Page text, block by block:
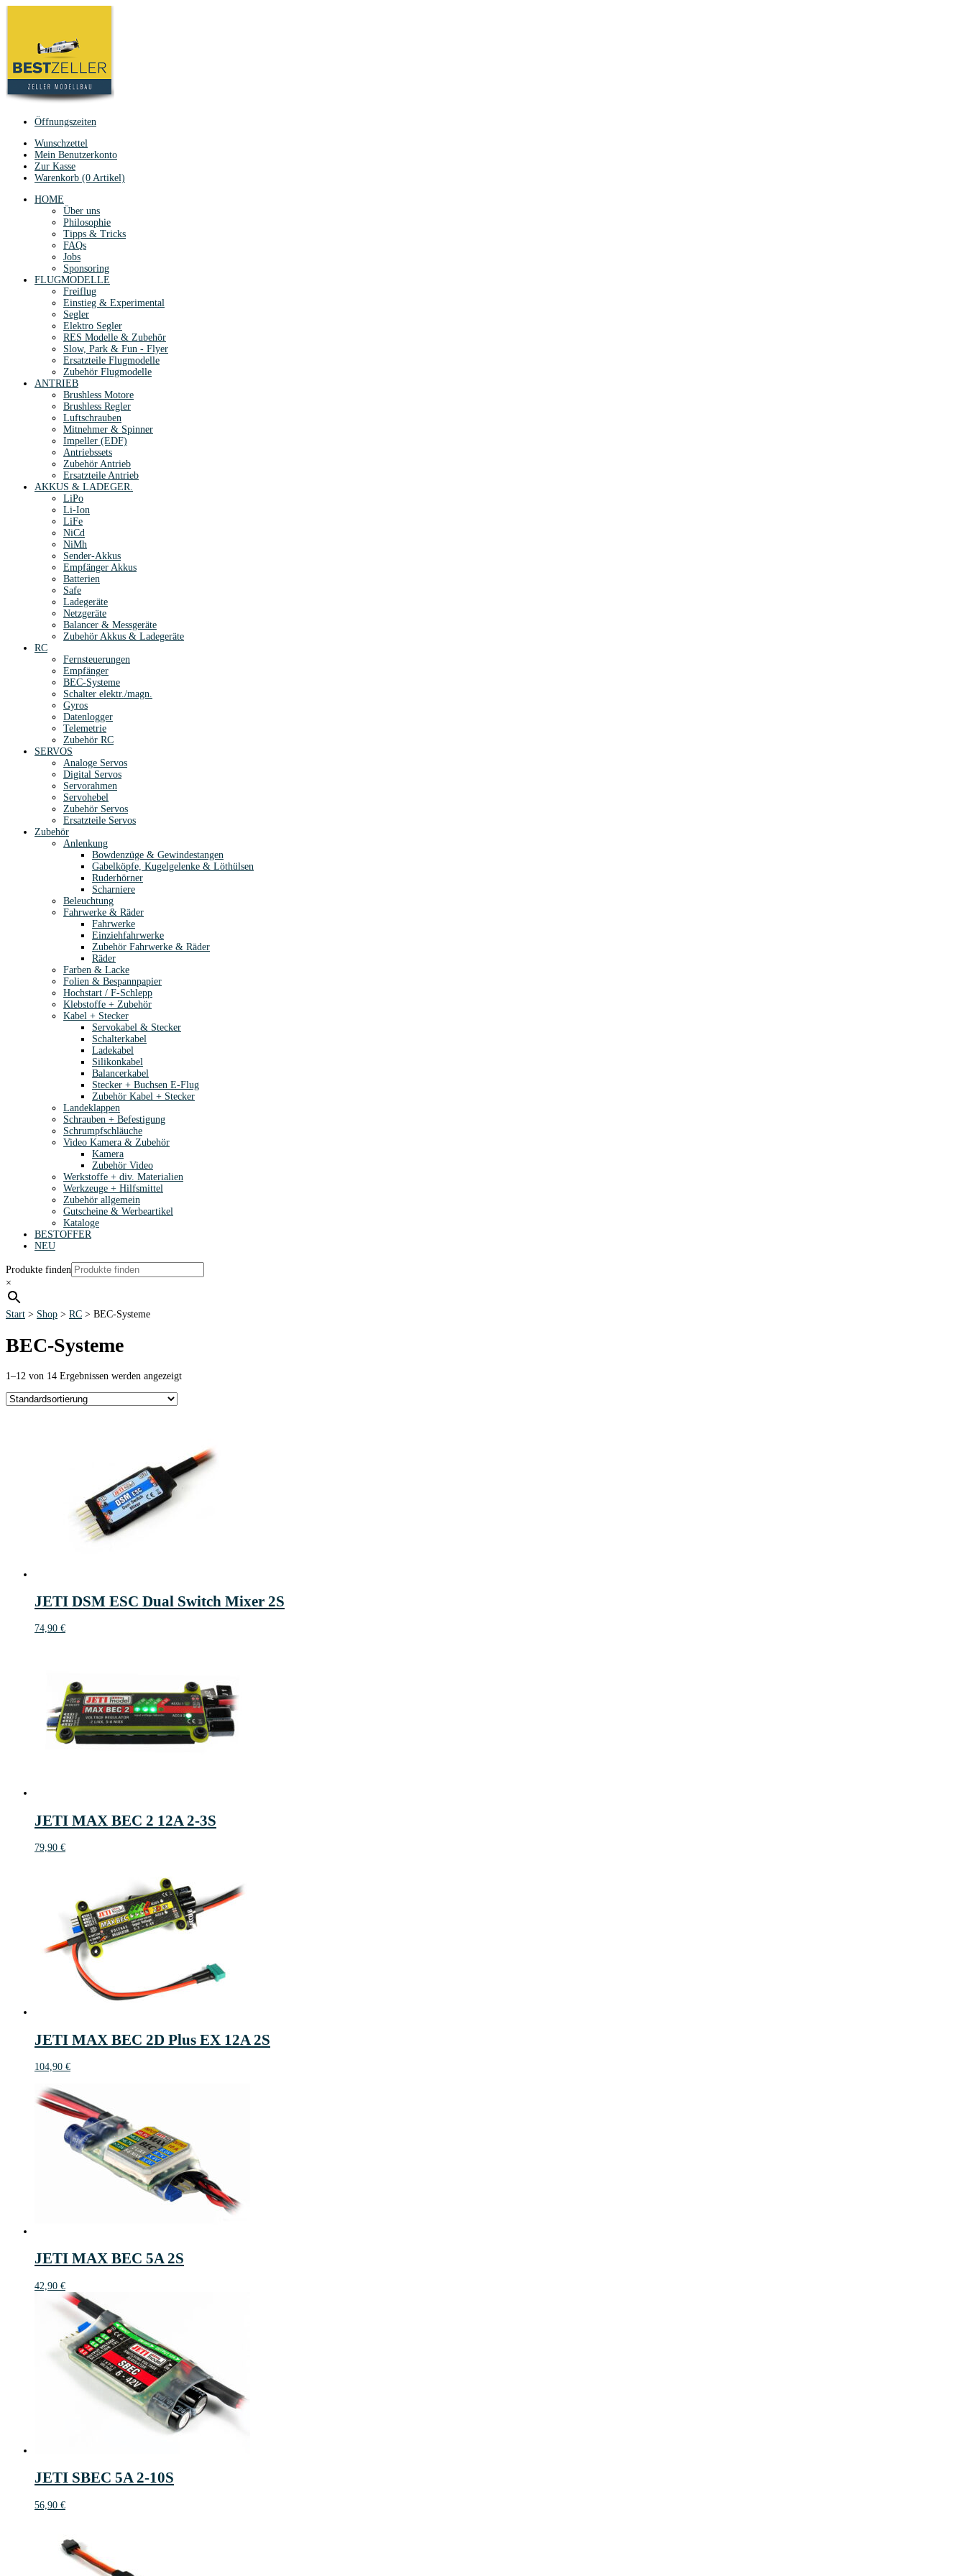
Öffnungszeiten
Wunschzettel
Mein Benutzerkonto
Zur Kasse
Warenkorb (0 Artikel)
HOME
Über uns
Philosophie
Tipps & Tricks
FAQs
Jobs
Sponsoring
FLUGMODELLE
Freiflug
Einstieg & Experimental
Segler
Elektro Segler
RES Modelle & Zubehör
Slow, Park & Fun - Flyer
Ersatzteile Flugmodelle
Zubehör Flugmodelle
ANTRIEB
Brushless Motore
Brushless Regler
Luftschrauben
Mitnehmer & Spinner
Impeller (EDF)
Antriebssets
Zubehör Antrieb
Ersatzteile Antrieb
AKKUS & LADEGER.
LiPo
Li-Ion
LiFe
NiCd
NiMh
Sender-Akkus
Empfänger Akkus
Batterien
Safe
Ladegeräte
Netzgeräte
Balancer & Messgeräte
Zubehör Akkus & Ladegeräte
RC
Fernsteuerungen
Empfänger
BEC-Systeme
Schalter elektr./magn.
Gyros
Datenlogger
Telemetrie
Zubehör RC
SERVOS
Analoge Servos
Digital Servos
Servorahmen
Servohebel
Zubehör Servos
Ersatzteile Servos
Zubehör
Anlenkung
Bowdenzüge & Gewindestangen
Gabelköpfe, Kugelgelenke & Löthülsen
Ruderhörner
Scharniere
Beleuchtung
Fahrwerke & Räder
Fahrwerke
Einziehfahrwerke
Zubehör Fahrwerke & Räder
Räder
Farben & Lacke
Folien & Bespannpapier
Hochstart / F-Schlepp
Klebstoffe + Zubehör
Kabel + Stecker
Servokabel & Stecker
Schalterkabel
Ladekabel
Silikonkabel
Balancerkabel
Stecker + Buchsen E-Flug
Zubehör Kabel + Stecker
Landeklappen
Schrauben + Befestigung
Schrumpfschläuche
Video Kamera & Zubehör
Kamera
Zubehör Video
Werkstoffe + div. Materialien
Werkzeuge + Hilfsmittel
Zubehör allgemein
Gutscheine & Werbeartikel
Kataloge
BESTOFFER
NEU
Produkte finden
×
Start > Shop > RC > BEC-Systeme
BEC-Systeme
1–12 von 14 Ergebnissen werden angezeigt
JETI DSM ESC Dual Switch Mixer 2S
74,90 €
JETI MAX BEC 2 12A 2-3S
79,90 €
JETI MAX BEC 2D Plus EX 12A 2S
104,90 €
JETI MAX BEC 5A 2S
42,90 €
JETI SBEC 5A 2-10S
56,90 €